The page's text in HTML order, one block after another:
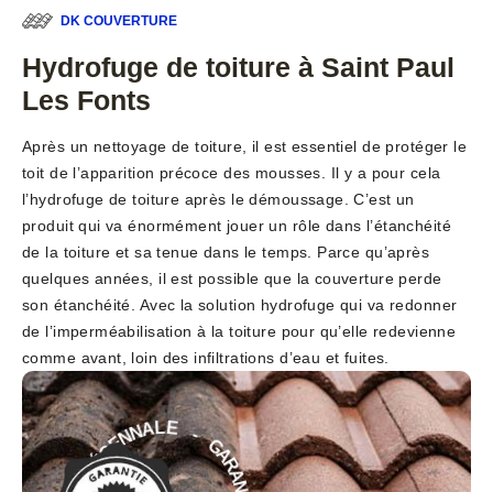
DK COUVERTURE
Hydrofuge de toiture à Saint Paul
Les Fonts
Après un nettoyage de toiture, il est essentiel de protéger le
toit de l’apparition précoce des mousses. Il y a pour cela
l’hydrofuge de toiture après le démoussage. C’est un
produit qui va énormément jouer un rôle dans l’étanchéité
de la toiture et sa tenue dans le temps. Parce qu’après
quelques années, il est possible que la couverture perde
son étanchéité. Avec la solution hydrofuge qui va redonner
de l’imperméabilisation à la toiture pour qu’elle redevienne
comme avant, loin des infiltrations d’eau et fuites.
E
N
N
ALE - GARAN
T
I
E